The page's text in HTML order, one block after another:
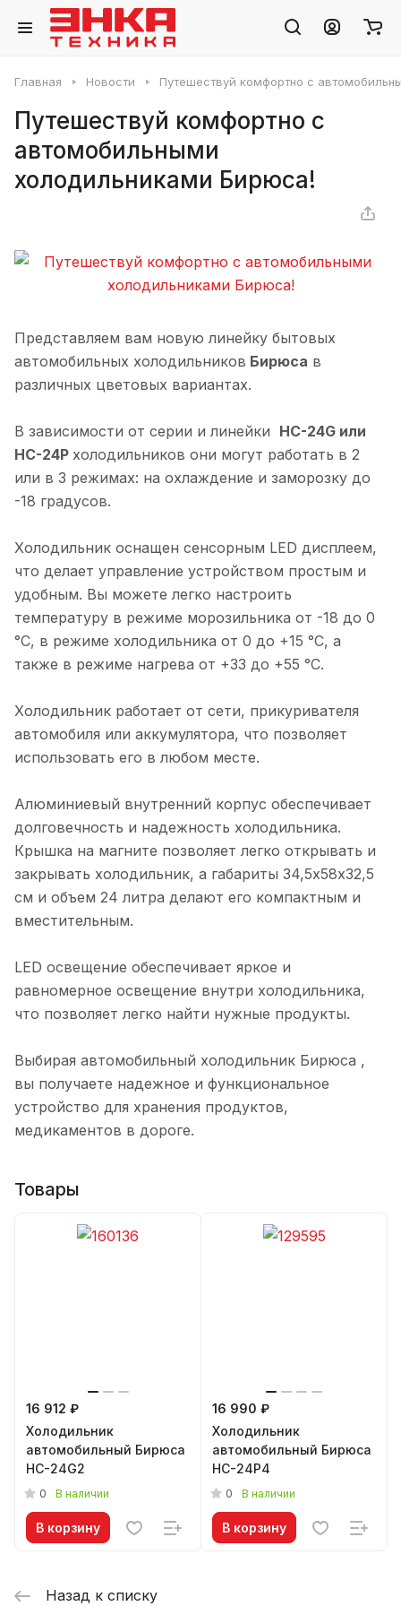
Главная Новости Путешествуй комфортно с
Путешествуй комфортно с
автомобильными
холодильниками Бирюса!
Представляем вам новую линейку бытовых
автомобильных холодильников Бирюса в
различных цветовых вариантах.
В зависимости от серии и линейки HC-24G или
HC-24P холодильников они могут работать в 2
или в 3 режимах: на охлаждение и заморозку до
-18 градусов.
Холодильник оснащен сенсорным LED дисплеем,
что делает управление устройством простым и
удобным. Вы можете легко настроить
температуру в режиме морозильника от -18 до 0
°C, в режиме холодильника от 0 до +15 °C, а
также в режиме нагрева от +33 до +55 °C.
Холодильник работает от сети, прикуривателя
автомобиля или аккумулятора, что позволяет
использовать его в любом месте.
Алюминиевый внутренний корпус обеспечивает
долговечность и надежность холодильника.
Крышка на магните позволяет легко открывать и
закрывать холодильник, а габариты 34,5х58х32,5
см и объем 24 литра делают его компактным и
вместительным.
LED освещение обеспечивает яркое и
равномерное освещение внутри холодильника,
что позволяет легко найти нужные продукты.
Выбирая автомобильный холодильник Бирюса ,
вы получаете надежное и функциональное
устройство для хранения продуктов,
медикаментов в дороге.
Товары
16 912 ₽
Холодильник
автомобильный Бирюса
HC-24G2
0 В наличии
В корзину
16 990 ₽
Холодильник
автомобильный Бирюса
HC-24P4
0 В наличии
В корзину
Назад к списку